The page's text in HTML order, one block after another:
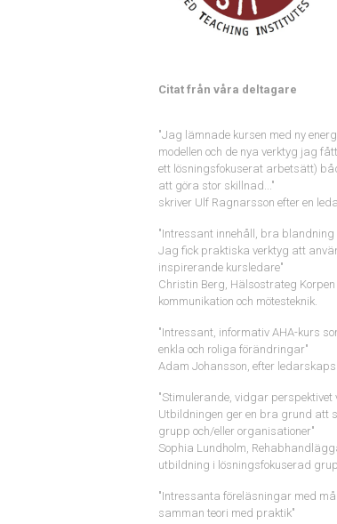
Citat från våra deltagare
"Jag lämnade kursen med ny
modellen och de nya verktyg jag
ett lösningsfokuserat arbetsätt)
att göra stor skillnad..."
skriver Ulf Ragnarsson efter en
"Intressant innehåll, bra
Jag fick praktiska verktyg att
inspirerande kursledare"
Christin Berg, Hälsostrateg
kommunikation och mötesteknik.
"Intressant, informativ AHA-kurs
enkla och roliga förändringar"
Adam Johansson, efter
"Stimulerande, vidgar
Utbildningen ger en bra grund att
grupp och/eller organisationer"
Sophia Lundholm,
utbildning i lösningsfokuserad
"Intressanta föreläsningar med
samman teori med praktik"